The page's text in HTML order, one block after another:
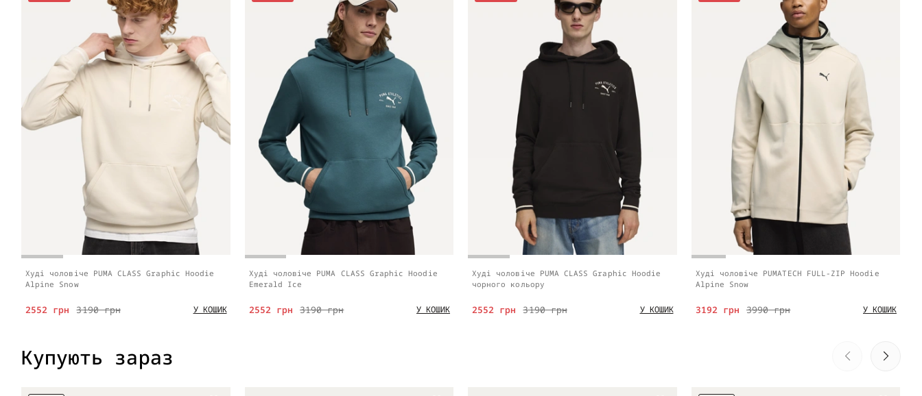
Худі чоловіче PUMA CLASS Graphic Hoodie
Alpine Snow
3190 грн
2552 грн У КОШИК
Худі чоловіче PUMA CLASS Graphic Hoodie
Emerald Ice
3190 грн
2552 грн У КОШИК
Худі чоловіче PUMA CLASS Graphic Hoodie
чорного кольору
3190 грн
2552 грн У КОШИК
Худі чоловіче PUMATECH FULL-ZIP Hoodie
Alpine Snow
3990 грн
3192 грн У КОШИК
Купують зараз